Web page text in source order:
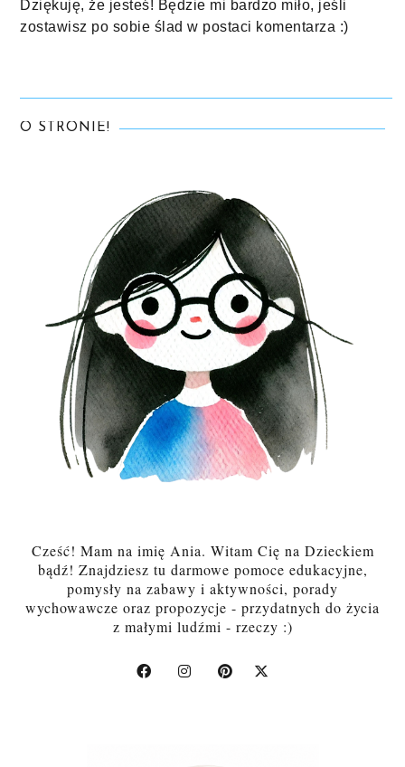
Dziękuję, że jesteś! Będzie mi bardzo miło, jeśli
zostawisz po sobie ślad w postaci komentarza :)
O STRONIE!
Cześć! Mam na imię Ania. Witam Cię na Dzieckiem
bądź! Znajdziesz tu darmowe pomoce edukacyjne,
pomysły na zabawy i aktywności, porady
wychowawcze oraz propozycje - przydatnych do życia
z małymi ludźmi - rzeczy :)